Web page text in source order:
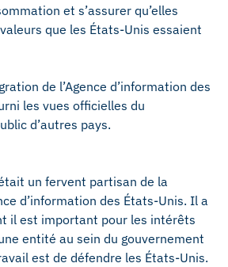
et s’assurer qu’elles
que les États-Unis essaient
de l’Agence d’information des
les vues officielles du
d’autres pays.
un fervent partisan de la
d’information des États-Unis. Il a
il est important pour les intérêts
entité au sein du gouvernement
est de défendre les États-Unis.